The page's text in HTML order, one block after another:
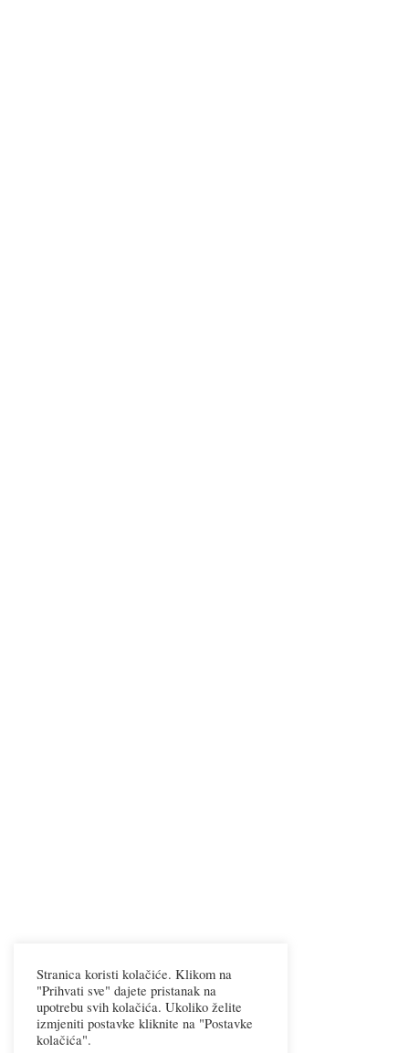
Stranica koristi kolačiće. Klikom na
"Prihvati sve" dajete pristanak na
upotrebu svih kolačića. Ukoliko želite
izmjeniti postavke kliknite na "Postavke
kolačića".